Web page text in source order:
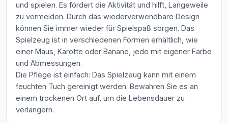
und spielen. Es fördert die Aktivität und hilft, Langeweile
zu vermeiden. Durch das wiederverwendbare Design
können Sie immer wieder für Spielspaß sorgen. Das
Spielzeug ist in verschiedenen Formen erhältlich, wie
einer Maus, Karotte oder Banane, jede mit eigener Farbe
und Abmessungen.
Die Pflege ist einfach: Das Spielzeug kann mit einem
feuchten Tuch gereinigt werden. Bewahren Sie es an
einem trockenen Ort auf, um die Lebensdauer zu
verlängern.